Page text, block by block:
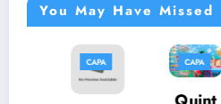
You May Have Missed
CAPA CAPA